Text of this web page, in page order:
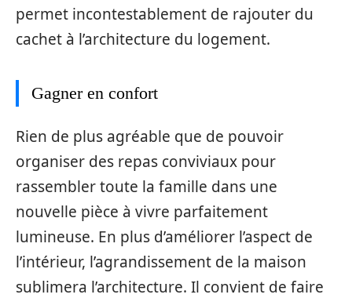
permet incontestablement de rajouter du
cachet à l’architecture du logement.
Gagner en confort
Rien de plus agréable que de pouvoir
organiser des repas conviviaux pour
rassembler toute la famille dans une
nouvelle pièce à vivre parfaitement
lumineuse. En plus d’améliorer l’aspect de
l’intérieur, l’agrandissement de la maison
sublimera l’architecture. Il convient de faire